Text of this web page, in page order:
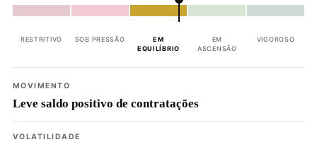
RESTRITIVO SOB PRESSÃO
EM
EQUILÍBRIO
EM
ASCENSÃO
VIGOROSO
MOVIMENTO
Leve saldo positivo de contratações
VOLATILIDADE